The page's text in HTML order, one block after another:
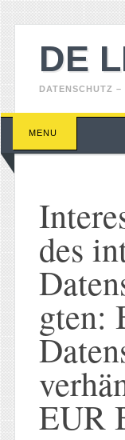
DE
DATENSCHUTZ
Main
Skip
content
MENU
des
gten:
EUR